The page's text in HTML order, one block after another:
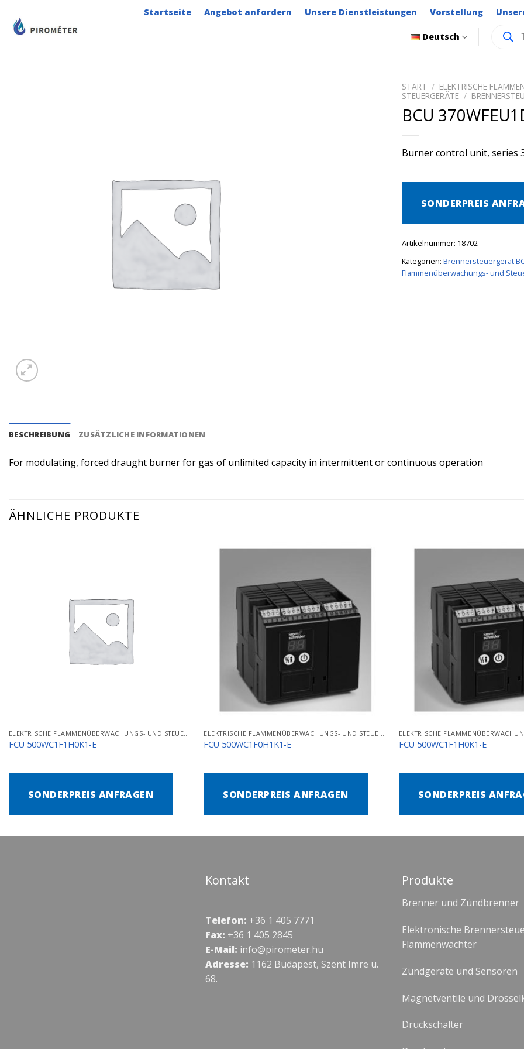
Inhalt
springen
Startseite Angebot anfordern Unsere Dienstleistungen Vorstellung
Deutsch search
START / ELEKTRISCHE
STEUERGERÄTE /
BCU
Burner control unit, series
SONDERPREIS
Artikelnummer: 18702
Kategorien: Brennersteuergerät
Flammenüberwachungs- und
BESCHREIBUNG ZUSÄTZLICHE INFORMATIONEN
For modulating, forced draught burner for gas of unlimited capacity in intermittent or continuous operation
ÄHNLICHE PRODUKTE
FCU 500WC1F1H0K1-E
SONDERPREIS ANFRAGEN
FCU 500WC1F0H1K1-E
SONDERPREIS ANFRAGEN
FCU 500WC1F1H0K1-E
SONDERPREIS
Kontakt
Telefon: +36 1 405 7771
Fax: +36 1 405 2845
E-Mail: info@pirometer.hu
Adresse: 1162 Budapest, Szent Imre u.
68.
Produkte
Brenner und Zündbrenner
Elektronische
Flammenwächter
Zündgeräte und Sensoren
Magnetventile und
Druckschalter